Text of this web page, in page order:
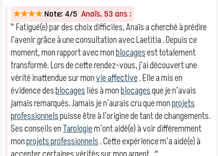
★★★★ Note: 4/5 Anaïs, 53 ans :
‶ Fatigué(e) par des choix difficiles, Anaïs a cherché à prédire
l’avenir grâce à une consultation avec Laetitia . Depuis ce
moment, mon rapport avec monblocagesest totalement
transformé. Lors de cette rendez-vous, j’ai découvert une
vérité inattendue sur monvie affective. Elle a mis en
évidence desblocagesliés à monblocagesque je n’avais
jamais remarqués. Jamais je n’aurais cru que monprojets
professionnelspuisse être à l’origine de tant de changements.
Ses conseils enTarologiem’ont aidé(e) à voir différemment
monprojets professionnels. Cette expérience m’a aidé(e) à